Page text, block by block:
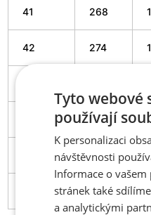
41 268
42 274
288
294
300
Tyto webové
používají
K personalizaci
návštěvnosti
Informace o
stránek také
a analytickými